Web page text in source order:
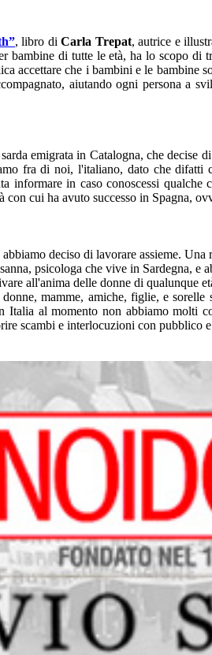
, libro diCarla Trepat, autrice e
di tutte le età, ha lo scopo
accettare che i bambini e le
aiutando ogni persona a
emigrata in Catalogna, che
fra di noi, l'italiano, dato che
in caso conoscessi qualche
cui ha avuto successo in Spagna,
deciso di lavorare assieme.
psicologa che vive in Sardegna,
all'anima delle donne di qualunque
mamme, amiche, figlie, e
al momento non abbiamo molti
scambi e interlocuzioni con pubblico